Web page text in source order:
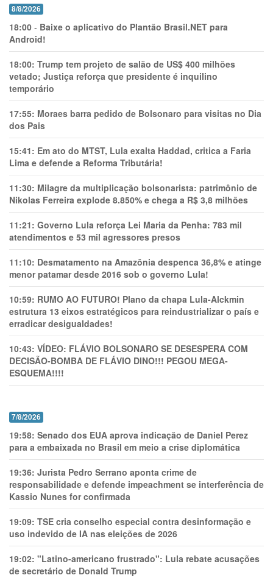
8/8/2026
18:00 - Baixe o aplicativo do Plantão Brasil.NET para
Android!
18:00: Trump tem projeto de salão de US$ 400 milhões
vetado; Justiça reforça que presidente é inquilino
temporário
17:55: Moraes barra pedido de Bolsonaro para visitas no Dia
dos Pais
15:41: Em ato do MTST, Lula exalta Haddad, critica a Faria
Lima e defende a Reforma Tributária!
11:30: Milagre da multiplicação bolsonarista: patrimônio de
Nikolas Ferreira explode 8.850% e chega a R$ 3,8 milhões
11:21: Governo Lula reforça Lei Maria da Penha: 783 mil
atendimentos e 53 mil agressores presos
11:10: Desmatamento na Amazônia despenca 36,8% e atinge
menor patamar desde 2016 sob o governo Lula!
10:59: RUMO AO FUTURO! Plano da chapa Lula-Alckmin
estrutura 13 eixos estratégicos para reindustrializar o país e
erradicar desigualdades!
10:43: VÍDEO: FLÁVIO BOLSONARO SE DESESPERA COM
DECISÃO-BOMBA DE FLÁVIO DINO!!! PEGOU MEGA-
ESQUEMA!!!!
7/8/2026
19:58: Senado dos EUA aprova indicação de Daniel Perez
para a embaixada no Brasil em meio a crise diplomática
19:36: Jurista Pedro Serrano aponta crime de
responsabilidade e defende impeachment se interferência de
Kassio Nunes for confirmada
19:09: TSE cria conselho especial contra desinformação e
uso indevido de IA nas eleições de 2026
19:02: "Latino-americano frustrado": Lula rebate acusações
de secretário de Donald Trump